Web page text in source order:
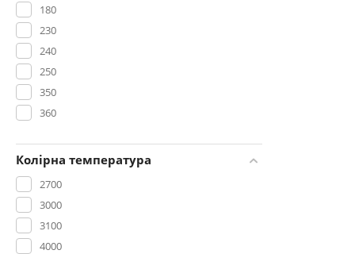
180
230
240
250
350
360
420
Колірна температура
2700
3000
3100
4000